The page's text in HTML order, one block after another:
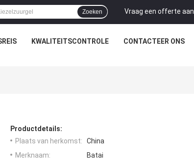
Vraag een offerte aan
Zoeken
KWALITEITSCONTROLE CONTACTEER ONS
Productdetails:
Plaats van herkomst:
China
Merknaam:
Batai